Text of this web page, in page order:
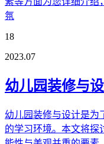
氛
18
2023.07
幼儿园装修与
幼儿园装修与设计是为
的学习环境。本文将探